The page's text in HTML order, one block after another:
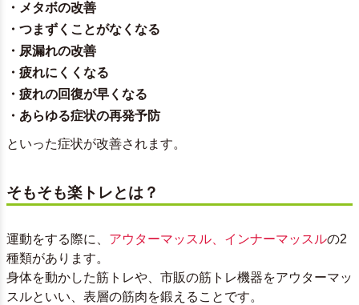
・メタボの改善
・つまずくことがなくなる
・尿漏れの改善
・疲れにくくなる
・疲れの回復が早くなる
・あらゆる症状の再発予防
といった症状が改善されます。
そもそも楽トレとは？
運動をする際に、 アウターマッスル、インナーマッスルの2
種類があります。
身体を動かした筋トレや、市販の筋トレ機器をアウターマッ
スルといい、表層の筋肉を鍛えることです。